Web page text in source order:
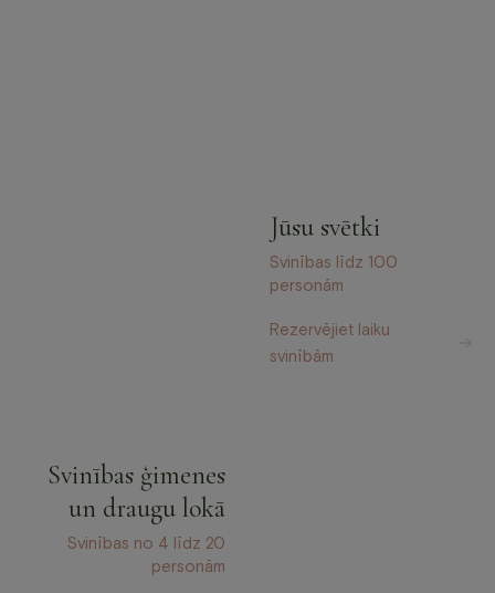
Jūsu svētki
Svinības līdz 100
personām
Rezervējiet laiku
svinībām
Svinības ģimenes
un draugu lokā
Svinības no 4 līdz 20
personām